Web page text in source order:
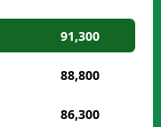
91,300
88,800
86,300